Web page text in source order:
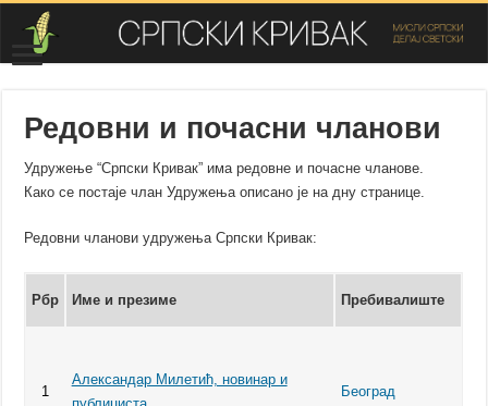
Редовни и почасни чланови
Удружење “Српски Кривак” има редовне и почасне чланове.
Како се постаје члан Удружења описано је на дну странице.
Редовни чланови удружења Српски Кривак:
Рбр Име и презиме Пребивалиште
1
Александар Милетић, новинар и
публициста
Београд